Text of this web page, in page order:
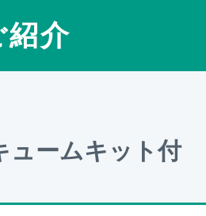
介
ームキット付